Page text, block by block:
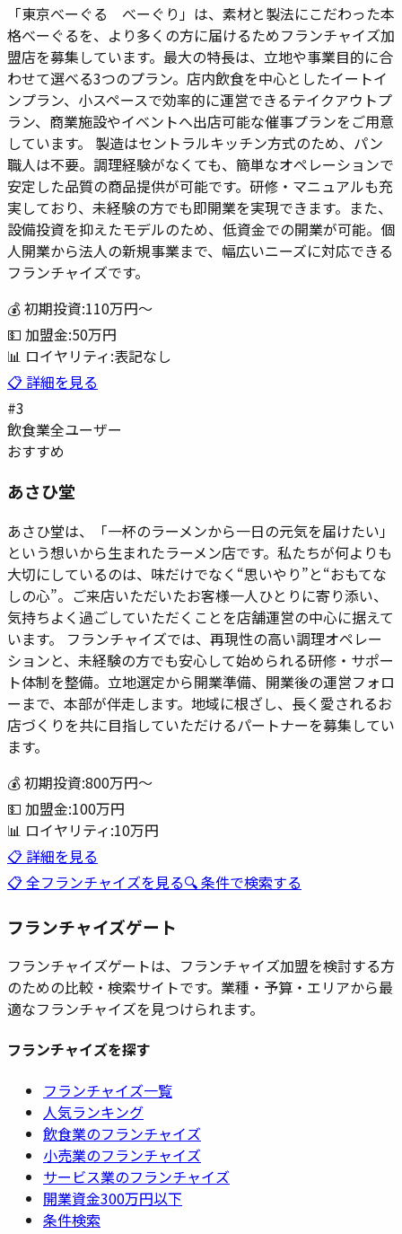
「東京べーぐる べーぐり」は、素材と製法にこだわった本
格べーぐるを、より多くの方に届けるためフランチャイズ加
盟店を募集しています。最大の特長は、立地や事業目的に合
わせて選べる3つのプラン。店内飲食を中心としたイートイ
ンプラン、小スペースで効率的に運営できるテイクアウトプ
ラン、商業施設やイベントへ出店可能な催事プランをご用意
しています。 製造はセントラルキッチン方式のため、パン
職人は不要。調理経験がなくても、簡単なオペレーションで
安定した品質の商品提供が可能です。研修・マニュアルも充
実しており、未経験の方でも即開業を実現できます。また、
設備投資を抑えたモデルのため、低資金での開業が可能。個
人開業から法人の新規事業まで、幅広いニーズに対応できる
フランチャイズです。
💰 初期投資:110万円〜
💵 加盟金:50万円
📊 ロイヤリティ:表記なし
📋 詳細を見る
#3
飲食業全ユーザー
おすすめ
あさひ堂
あさひ堂は、「一杯のラーメンから一日の元気を届けたい」
という想いから生まれたラーメン店です。私たちが何よりも
大切にしているのは、味だけでなく“思いやり”と“おもてな
しの心”。ご来店いただいたお客様一人ひとりに寄り添い、
気持ちよく過ごしていただくことを店舗運営の中心に据えて
います。 フランチャイズでは、再現性の高い調理オペレー
ションと、未経験の方でも安心して始められる研修・サポー
ト体制を整備。立地選定から開業準備、開業後の運営フォロ
ーまで、本部が伴走します。地域に根ざし、長く愛されるお
店づくりを共に目指していただけるパートナーを募集してい
ます。
💰 初期投資:800万円〜
💵 加盟金:100万円
📊 ロイヤリティ:10万円
📋 詳細を見る
📋 全フランチャイズを見る🔍 条件で検索する
フランチャイズゲート
フランチャイズゲートは、フランチャイズ加盟を検討する方
のための比較・検索サイトです。業種・予算・エリアから最
適なフランチャイズを見つけられます。
フランチャイズを探す
フランチャイズ一覧
人気ランキング
飲食業のフランチャイズ
小売業のフランチャイズ
サービス業のフランチャイズ
開業資金300万円以下
条件検索